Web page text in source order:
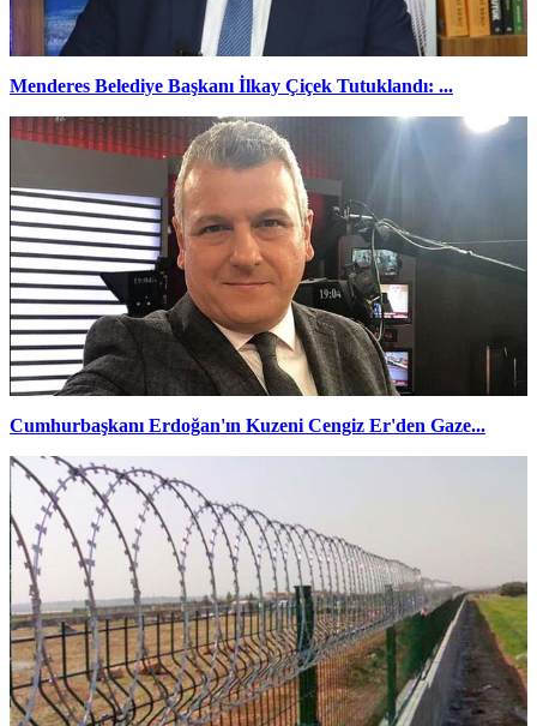
Menderes Belediye Başkanı İlkay Çiçek Tutuklandı: ...
Cumhurbaşkanı Erdoğan'ın Kuzeni Cengiz Er'den Gaze...